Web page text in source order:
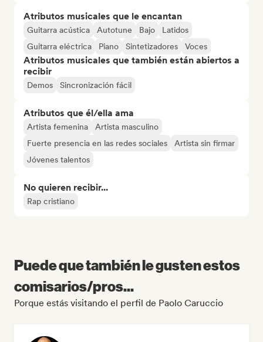
Atributos musicales que le encantan
Guitarra acústica Autotune Bajo
Latidos
Guitarra eléctrica
Piano Sintetizadores Voces
Atributos musicales que también están abiertos a
recibir
Demos Sincronización fácil
Atributos que él/ella ama
Artista femenina
Artista masculino
Fuerte presencia en las redes sociales
Artista sin firmar
Jóvenes talentos
No quieren recibir...
Rap cristiano
Puede que también le gusten estos
comisarios/pros...
Porque estás visitando el perfil de Paolo Caruccio